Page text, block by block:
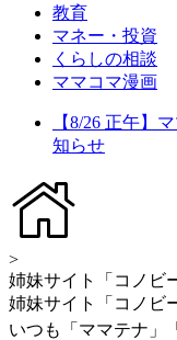
教育
マネー・投資
くらしの相談
ママコマ漫画
【8/26 正午】
知らせ
>
姉妹サイト「コノビ
姉妹サイト「コノビ
いつも「ママテナ」